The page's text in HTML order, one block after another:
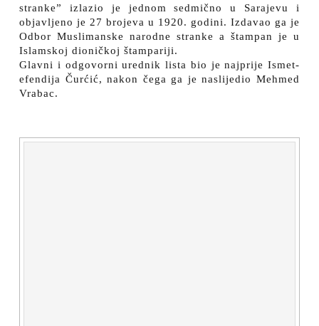
stranke” izlazio je jednom sedmično u Sarajevu i
objavljeno je 27 brojeva u 1920. godini. Izdavao ga je
Odbor Muslimanske narodne stranke a štampan je u
Islamskoj dioničkoj štampariji.
Glavni i odgovorni urednik lista bio je najprije Ismet-
efendija Čurćić, nakon čega ga je naslijedio Mehmed
Vrabac.